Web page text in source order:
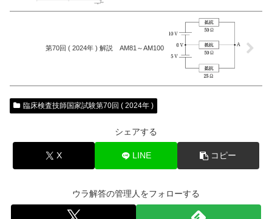
第70回 ( 2024年 ) 解説 AM81～AM100
臨床検査技師国家試験第70回 ( 2024年 )
シェアする
X LINE コピー
ウラ解答の管理人をフォローする